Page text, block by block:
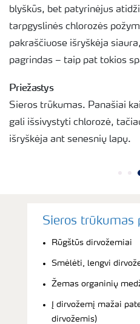
blyškūs, bet patyrinėjus
tarpgyslinės chlorozės
pakraščiuose išryškėja
pagrindas – taip pat tokios
Priežastys
Sieros trūkumas. Panašiai
gali išsivystyti chlorozė,
išryškėja ant senesnių lapų.
Sieros trūkumas
Rūgštūs dirvožemiai
Smėlėti, lengvi
Žemas organinių
Į dirvožemį mažai
dirvožemis)